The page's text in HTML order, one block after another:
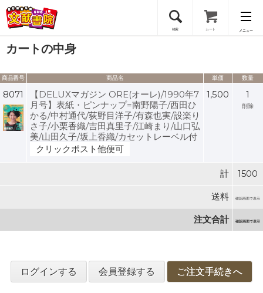
検索 カート メニュー
会員登録
ログイン
カートの中身
商品番号 商品名 単価 数量
8071
【DELUXマガジン ORE(オーレ)/1990年7
月号】表紙・ピンナップ=南野陽子/西田ひ
かる/中村通代/荻野目洋子/有森也実/設楽り
さ子/小栗香織/吉田真里子/江崎まり/山口弘
美/山田久子/坂上香織/カセットレーベル付
クリックポスト他便可
1,500 1
削除
計 1500
送料 確認画面で表示
注文合計 確認画面で表示
ログインする 会員登録する ご注文手続きへ